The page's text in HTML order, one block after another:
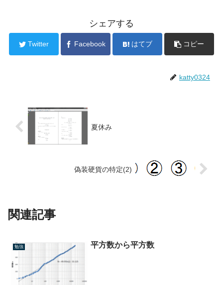
シェアする
Twitter Facebook はてブ コピー
katty0324
夏休み
偽装硬貨の特定(2)
関連記事
勉強 平方数から平方数